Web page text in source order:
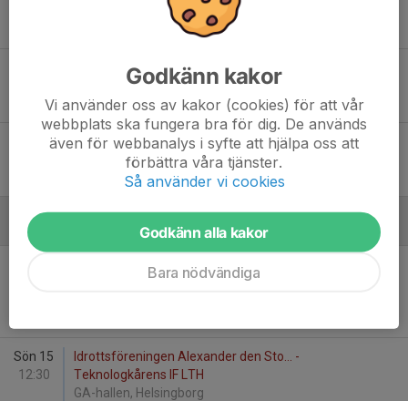
Hästhagens sporthall nedre, Malmö
Teknologkårens IF LTH (Eos) - IK Eos Lund DJ
Eoshallen A, Lund
47 - 72
Lör 31
Teknologkårens IF LTH - HBBK
ISLK-hallen, Lund
106
Februari - 2026
Teknologkårens IF LTH - Idrottsföreningen
Alexander den Sto...
Sön 15
12:30
Idrottsföreningen Alexander den Sto... -
Teknologkårens IF LTH
GA-hallen, Helsingborg
Godkänn kakor
Vi använder oss av kakor (cookies) för att vår
webbplats ska fungera bra för dig. De används
även för webbanalys i syfte att hjälpa oss att
förbättra våra tjänster.
Så använder vi cookies
Godkänn alla kakor
Bara nödvändiga